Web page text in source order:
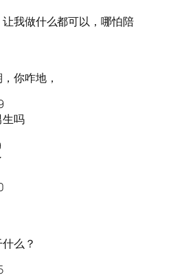
我做什么都可以，哪怕陪
你咋地，
吗
么？